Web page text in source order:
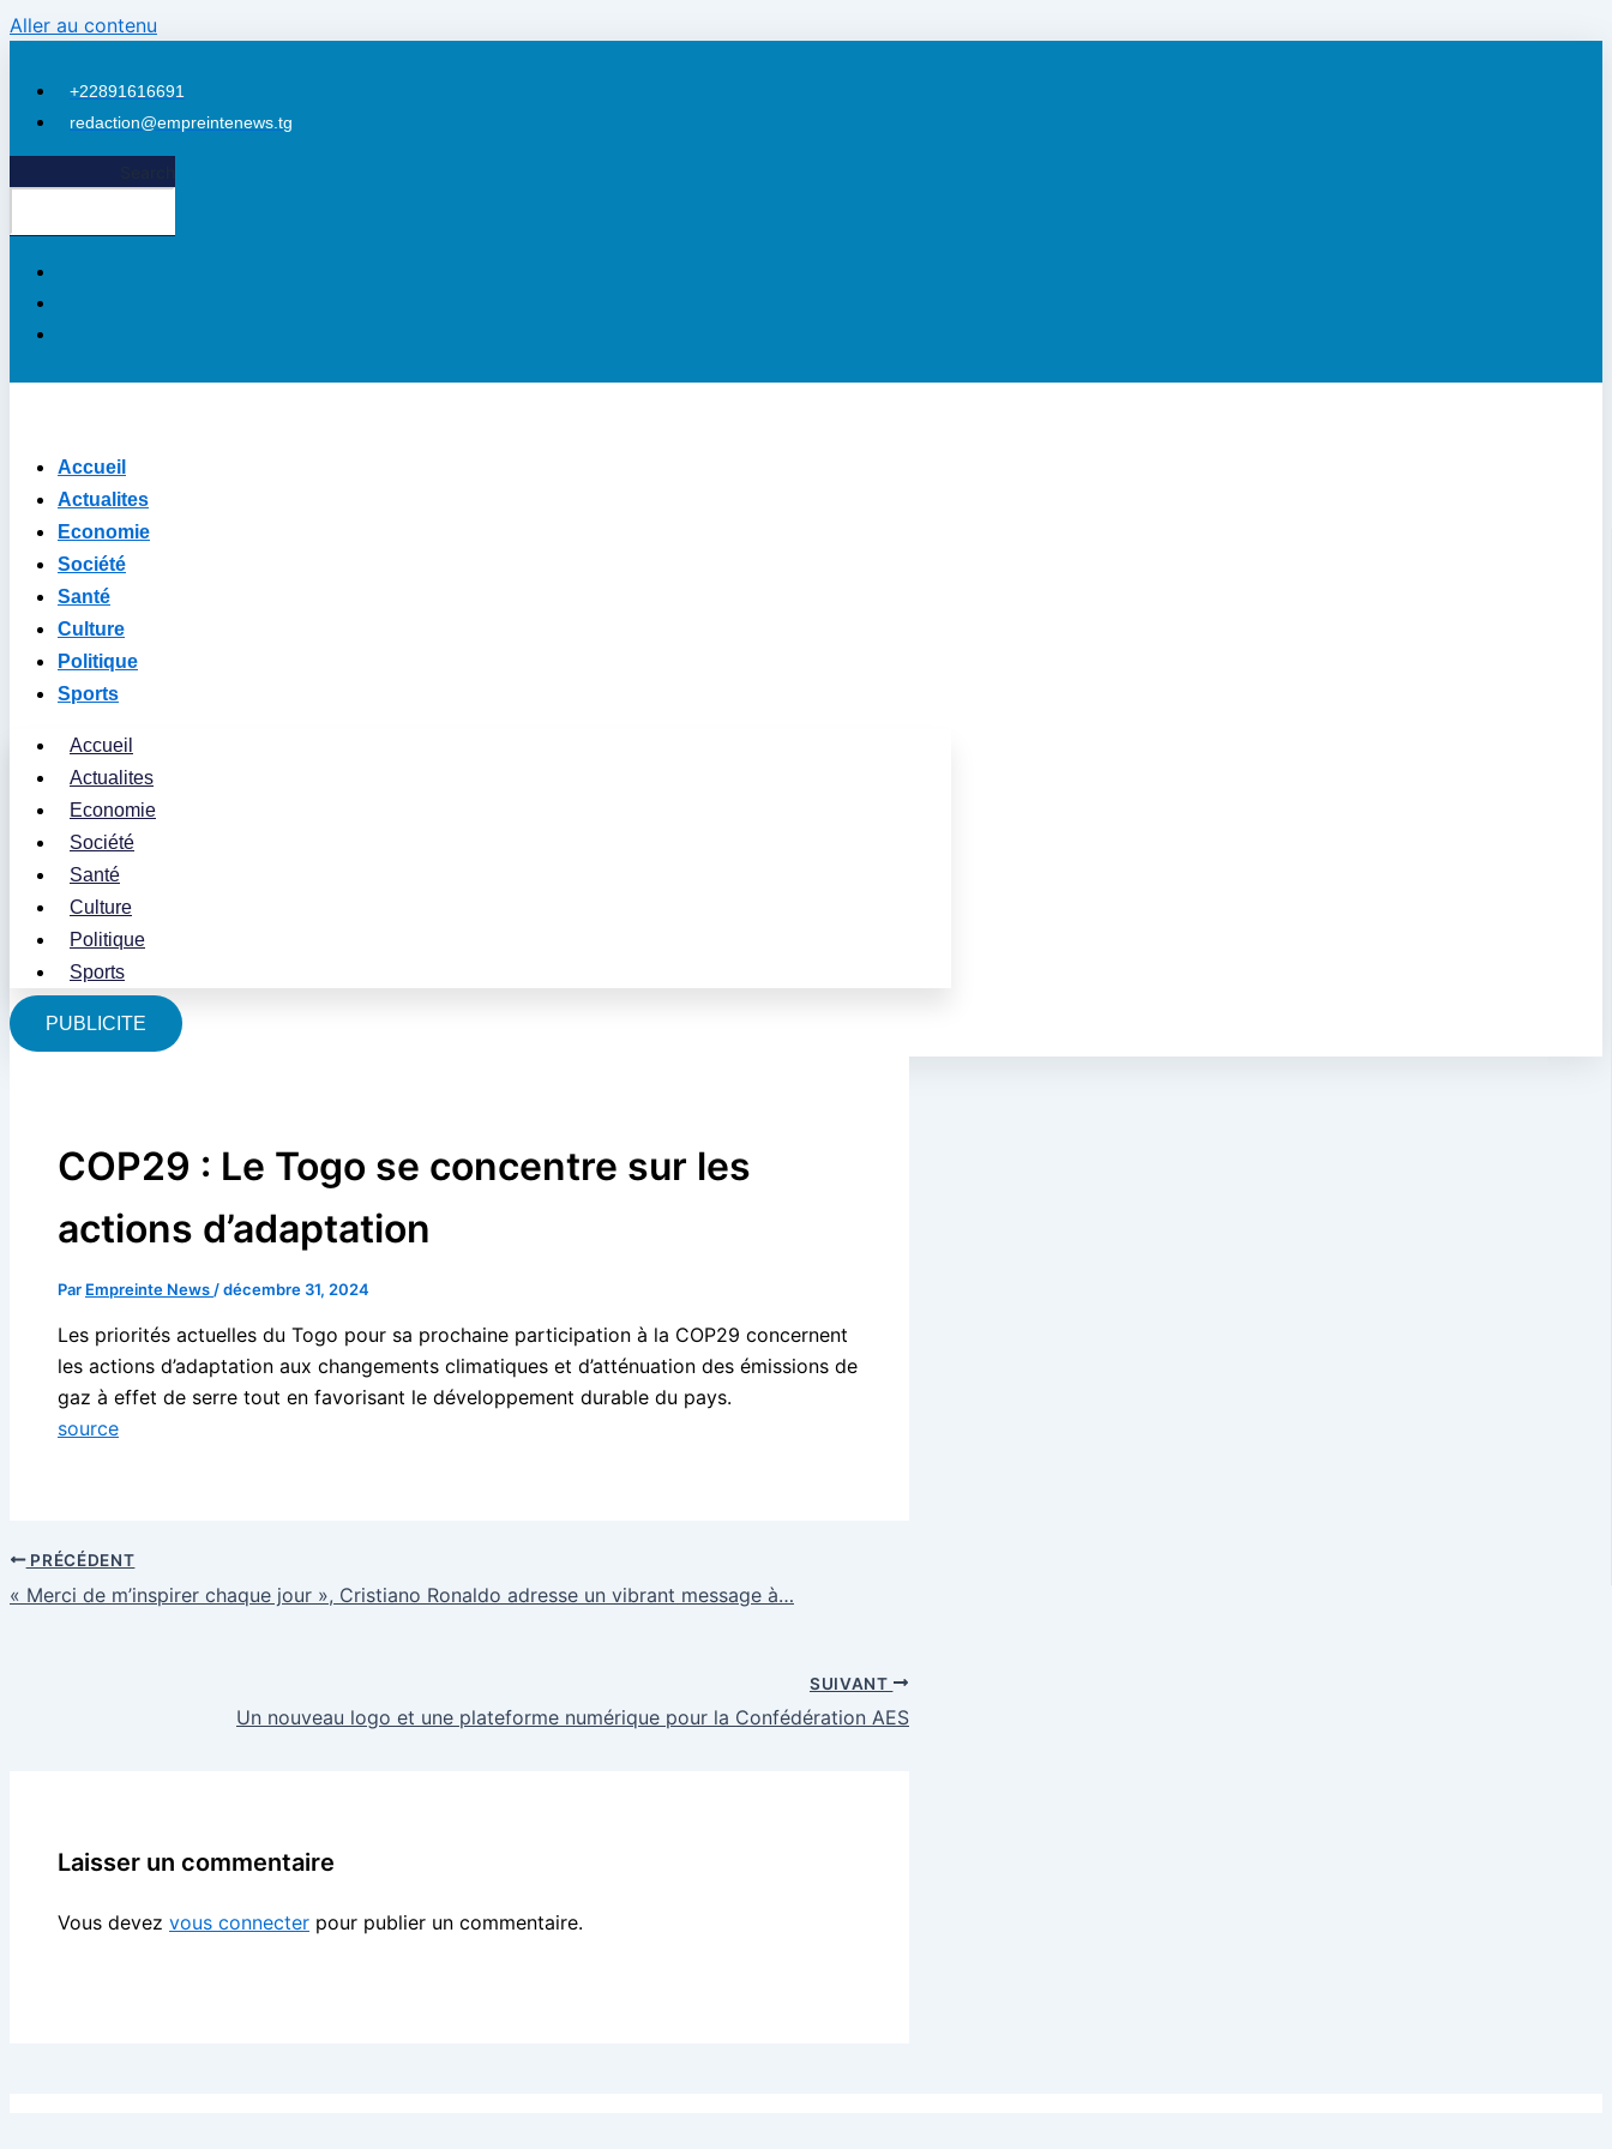
Aller au contenu
+22891616691
redaction@empreintenews.tg
Accueil
Actualites
Economie
Société
Santé
Culture
Politique
Sports
Accueil
Actualites
Economie
Société
Santé
Culture
Politique
Sports
PUBLICITE
COP29 : Le Togo se concentre sur les
actions d’adaptation
Par Empreinte News /décembre 31, 2024
Les priorités actuelles du Togo pour sa prochaine participation à la COP29 concernent
les actions d’adaptation aux changements climatiques et d’atténuation des émissions de
gaz à effet de serre tout en favorisant le développement durable du pays.
source
PRÉCÉDENT
« Merci de m’inspirer chaque jour », Cristiano Ronaldo adresse un vibrant message à…
SUIVANT
Un nouveau logo et une plateforme numérique pour la Confédération AES
Laisser un commentaire
Vous devez vous connecter pour publier un commentaire.